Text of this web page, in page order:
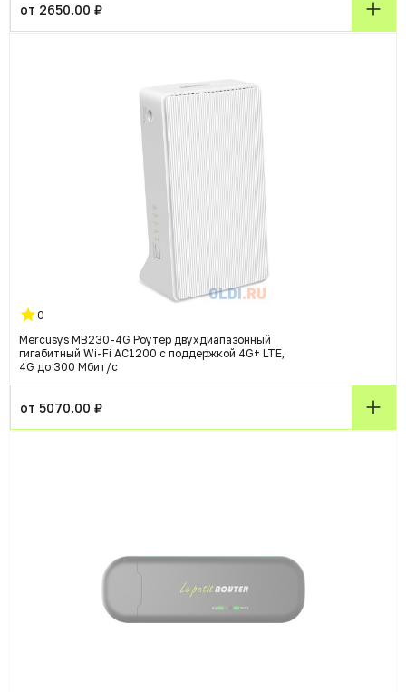
от 2650.00 ₽
0
Mercusys MB230-4G Роутер двухдиапазонный
гигабитный Wi-Fi AC1200 с поддержкой 4G+ LTE,
4G до 300 Мбит/с
от 5070.00 ₽